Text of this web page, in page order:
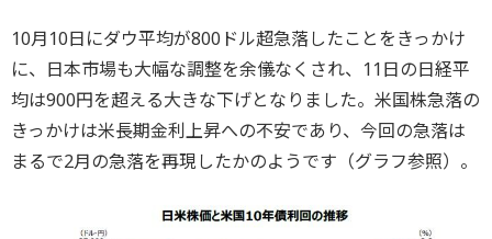
10月10日にダウ平均が800ドル超急落したことをきっかけ
に、日本市場も大幅な調整を余儀なくされ、11日の日経平
均は900円を超える大きな下げとなりました。米国株急落の
きっかけは米長期金利上昇への不安であり、今回の急落は
まるで2月の急落を再現したかのようです（グラフ参照）。